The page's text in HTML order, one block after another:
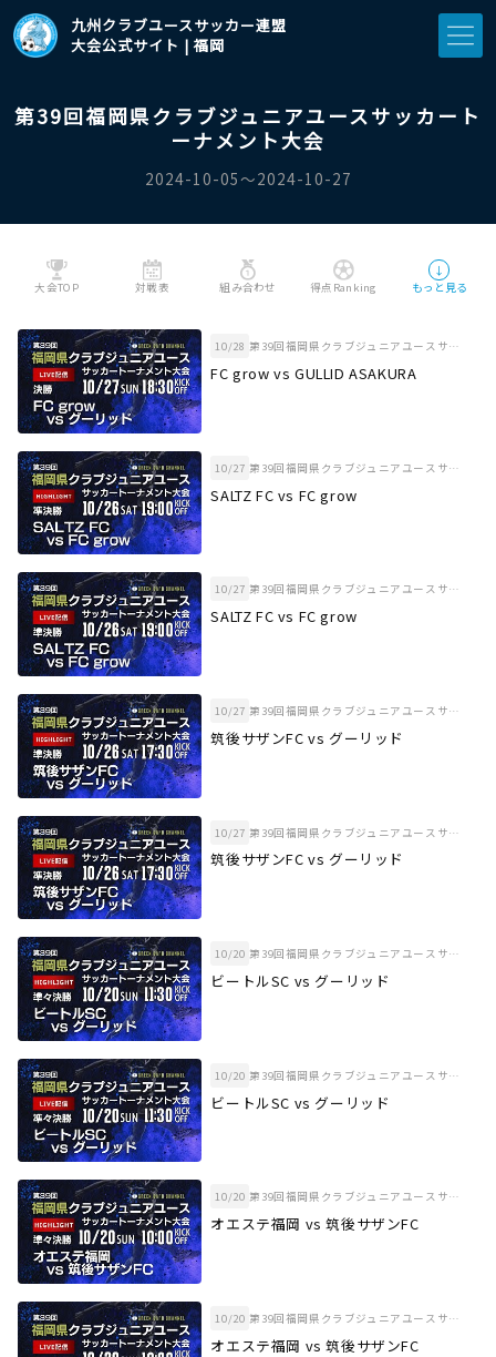
九州クラブユースサッカー連盟
大会公式サイト | 福岡
第39回福岡県クラブジュニアユースサッカート
ーナメント大会
2024-10-05〜2024-10-27
大会TOP 対戦表 組み合わせ 得点Ranking
↓
もっと見る
10/28 第39回福岡県クラブジュニアユースサッカートーナメント大会 決勝
FC grow vs GULLID ASAKURA
10/27 第39回福岡県クラブジュニアユースサッカートーナメント大会 準決勝
SALTZ FC vs FC grow
10/27 第39回福岡県クラブジュニアユースサッカートーナメント大会 準決勝
SALTZ FC vs FC grow
10/27 第39回福岡県クラブジュニアユースサッカートーナメント大会 準決勝
筑後サザンFC vs グーリッド
10/27 第39回福岡県クラブジュニアユースサッカートーナメント大会 準決勝
筑後サザンFC vs グーリッド
10/20 第39回福岡県クラブジュニアユースサッカートーナメント大会 準々決勝
ビートルSC vs グーリッド
10/20 第39回福岡県クラブジュニアユースサッカートーナメント大会 準々決勝
ビートルSC vs グーリッド
10/20 第39回福岡県クラブジュニアユースサッカートーナメント大会 準々決勝
オエステ福岡 vs 筑後サザンFC
10/20 第39回福岡県クラブジュニアユースサッカートーナメント大会 準々決勝
オエステ福岡 vs 筑後サザンFC